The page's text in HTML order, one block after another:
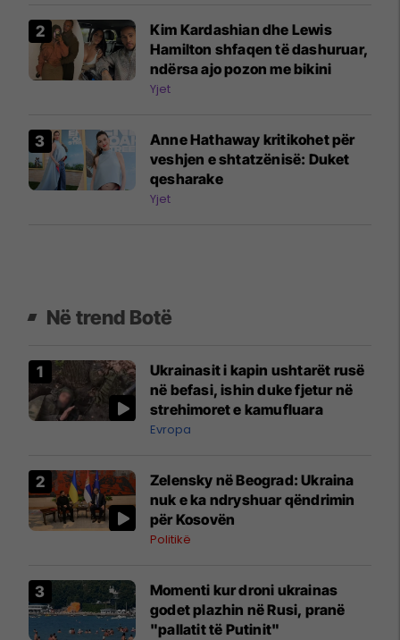
Kim Kardashian dhe Lewis
Hamilton shfaqen të dashuruar,
ndërsa ajo pozon me bikini
Yjet
Anne Hathaway kritikohet për
veshjen e shtatzënisë: Duket
qesharake
Yjet
Në trend Botë
Ukrainasit i kapin ushtarët rusë
në befasi, ishin duke fjetur në
strehimoret e kamufluara
Evropa
Zelensky në Beograd: Ukraina
nuk e ka ndryshuar qëndrimin
për Kosovën
Politikë
Momenti kur droni ukrainas
godet plazhin në Rusi, pranë
"pallatit të Putinit"